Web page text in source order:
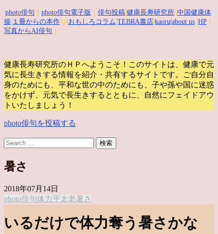
photo俳句 photo俳句電子版 俳句投稿 健康長寿研究所 中国健康体
操 １冊からの本作 り| おもしろコラム TEBRA書店 kaoru |about us HP
写真からAI俳句
健康長寿研究所のＨＰへようこそ！このサイトは、健康で元
気に長生きする情報を紹介・共有するサイトです。
ご自分自
身のためにも、平和な世の中のためにも、子や孫や国に迷惑
をかけず、元気で長生きするとともに、自然にフェイドアウ
トいたしましょう！
photo俳句を投稿する
暑さ
2018年07月14日
photo俳句体力平太老暑さ
いるだけで体力奪う暑さかな